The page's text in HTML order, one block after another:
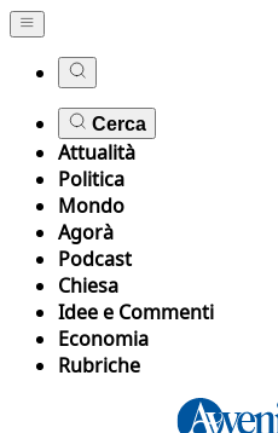
Cerca
Attualità
Politica
Mondo
Agorà
Podcast
Chiesa
Idee e Commenti
Economia
Rubriche